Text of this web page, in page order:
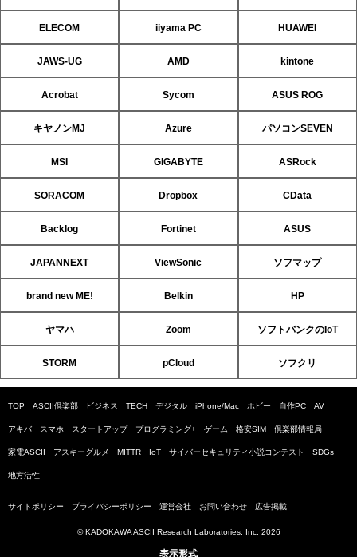
ELECOM iiyama PC HUAWEI
JAWS-UG AMD kintone
Acrobat Sycom ASUS ROG
キヤノンMJ Azure パソコンSEVEN
MSI GIGABYTE ASRock
SORACOM Dropbox CData
Backlog Fortinet ASUS
JAPANNEXT ViewSonic ソフマップ
brand new ME! Belkin HP
ヤマハ Zoom ソフトバンクのIoT
STORM pCloud ソフクリ
TOP ASCII倶楽部 ビジネス TECH デジタル iPhone/Mac ホビー 自作PC AV
アキバ スマホ スタートアップ プログラミング+ ゲーム 格安SIM 倶楽部情報局
家電ASCII アスキーグルメ MITTR IoT サイバーセキュリティ小説コンテスト SDGs
地方活性
サイトポリシー プライバシーポリシー 運営会社 お問い合わせ 広告掲載
© KADOKAWA ASCII Research Laboratories, Inc. 2026
表示形式